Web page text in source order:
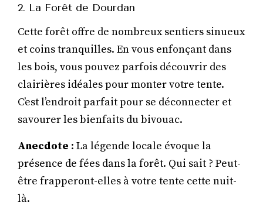
2. La Forêt de Dourdan
Cette forêt offre de nombreux sentiers sinueux
et coins tranquilles. En vous enfonçant dans
les bois, vous pouvez parfois découvrir des
clairières idéales pour monter votre tente.
C’est l’endroit parfait pour se déconnecter et
savourer les bienfaits du bivouac.
Anecdote : La légende locale évoque la
présence de fées dans la forêt. Qui sait ? Peut-
être frapperont-elles à votre tente cette nuit-
là.